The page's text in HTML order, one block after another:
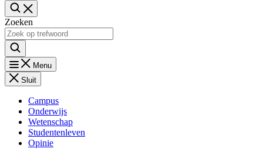
Zoeken
Menu
Sluit
Campus
Onderwijs
Wetenschap
Studentenleven
Opinie